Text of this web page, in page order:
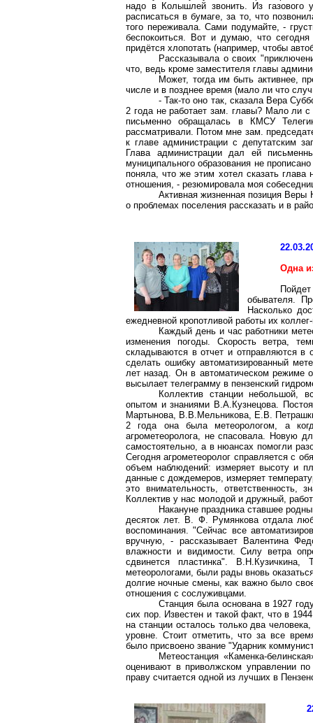
надо в Колышлей звонить. Из
расписаться в бумаге, за то, что
того переживала. Сами подумайте, -
беспокоиться. Вот и думаю, что
придётся хлопотать (например, чтобы
Рассказывала о своих
что, ведь кроме заместителя главы
Может, тогда им быть активнее,
числе и в позднее время (мало ли что
- Так-то оно так, сказала Вера
2 года не работает зам. главы? Мало ли
письменно обращалась в КМСУ
рассматривали. Потом мне зам.
к главе администрации с депутатским
Глава администрации дал ей
муниципального образования не
поняла, что же этим хотел сказать
отношения, - резюмировала моя
Активная жизненная позиция Веры
о проблемах поселения рассказать и в
Одна
обывателя.
Насколько
ежедневной кропотливой работы их
Каждый день и час работники
изменения погоды. Скорость ветра,
складываются в отчет и отправляются в
сделать ошибку автоматизированный
лет назад. Он в автоматическом режиме
высылает телеграмму в пензенский
Коллектив станции небольшой,
опытом и знаниями В.А.Кузнецова.
Мартынова, В.В.Мельникова, Е.В.
2 года она была метеорологом, а
агрометеоролога, не спасовала. Новую
самостоятельно, а в нюансах помогли
Сегодня агрометеоролог справляется с
объем наблюдений: измеряет высоту и
данные с дождемеров, измеряет
это внимательность,
Коллектив у нас молодой и дружный,
Накануне праздника ставшее
десяток лет. В. Ф. Румянкова отдала
воспоминания. "Сейчас все
вручную, - рассказывает Валентина
влажности и видимости. Силу ветра
сдвинется пластинка".
метеорологами, были рады вновь
долгие ночные смены, как важно было
отношения с сослуживцами.
Станция была основана в 1927
сих пор. Известен и такой факт, что в
на станции осталось только два
уровне. Стоит отметить, что за все
было присвоено звание "Ударник
Метеостанция «Каменка-
оценивают в приволжском управлении
праву считается одной из лучших в